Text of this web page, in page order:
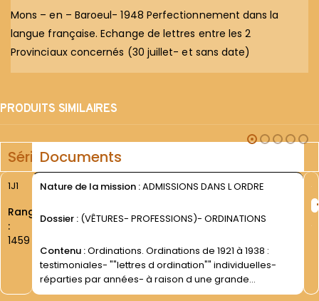
Mons – en – Baroeul- 1948 Perfectionnement dans la
langue française. Echange de lettres entre les 2
Provinciaux concernés (30 juillet- et sans date)
PRODUITS SIMILAIRES
SérieDocuments
1J1
Rang
:
1459
Nature de la mission :ADMISSIONS DANS L ORDRE
Dossier : (VÊTURES- PROFESSIONS)- ORDINATIONS
Contenu :Ordinations. Ordinations de 1921 à 1938 :
testimoniales- ""lettres d ordination"" individuelles-
réparties par années- à raison d une grande
enveloppe par année.